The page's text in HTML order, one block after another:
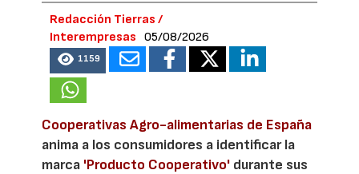
Redacción Tierras /
Interempresas
05/08/2026
1159
Cooperativas Agro-alimentarias de España
anima a los consumidores a identificar la
marca 'Producto Cooperativo' durante sus